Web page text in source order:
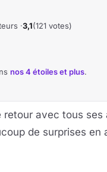
·3,1(121 votes)
nos 4 étoiles et plus.
retour avec tous
de surprises